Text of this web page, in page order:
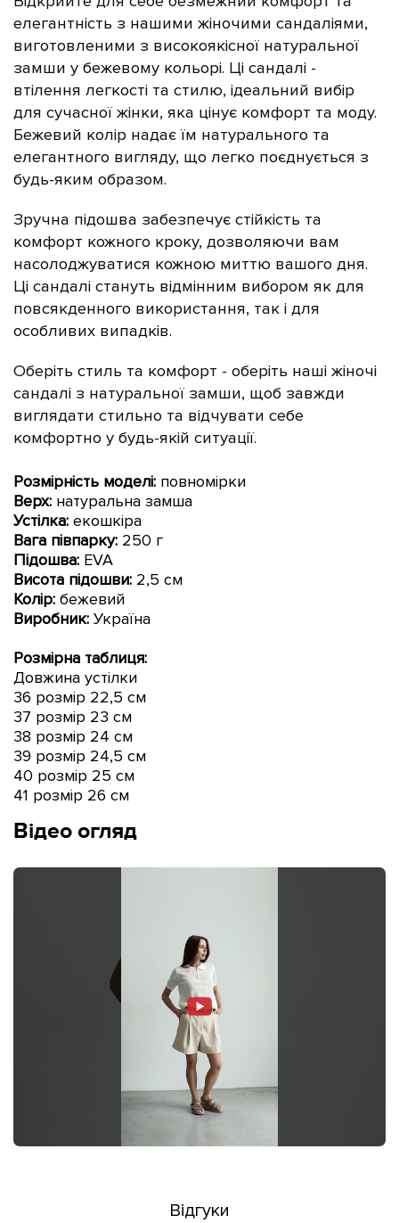
елегантність з нашими жіночими сандаліями,
виготовленими з високоякісної натуральної
замши у бежевому кольорі. Ці сандалі -
втілення легкості та стилю, ідеальний вибір
для сучасної жінки, яка цінує комфорт та моду.
Бежевий колір надає їм натурального та
елегантного вигляду, що легко поєднується з
будь-яким образом.
Зручна підошва забезпечує стійкість та
комфорт кожного кроку, дозволяючи вам
насолоджуватися кожною миттю вашого дня.
Ці сандалі стануть відмінним вибором як для
повсякденного використання, так і для
особливих випадків.
Оберіть стиль та комфорт - оберіть наші жіночі
сандалі з натуральної замши, щоб завжди
виглядати стильно та відчувати себе
комфортно у будь-якій ситуації.
Розмірність моделі: повномірки
Верх: натуральна замша
Устілка: екошкіра
Вага півпарку: 250 г
Підошва: EVA
Висота підошви: 2,5 см
Колір: бежевий
Виробник: Україна
Розмірна таблиця:
Довжина устілки
36 розмір 22,5 см
37 розмір 23 см
38 розмір 24 см
39 розмір 24,5 см
40 розмір 25 см
41 розмір 26 см
Відео огляд
Відгуки